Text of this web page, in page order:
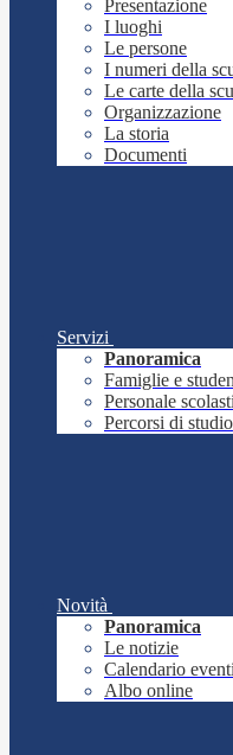
Presentazione
I luoghi
Le persone
I numeri della
Le carte della
Organizzazione
La storia
Documenti
Servizi
Panoramica
Famiglie e
Personale
Percorsi di studio
Novità
Panoramica
Le notizie
Calendario eventi
Albo online